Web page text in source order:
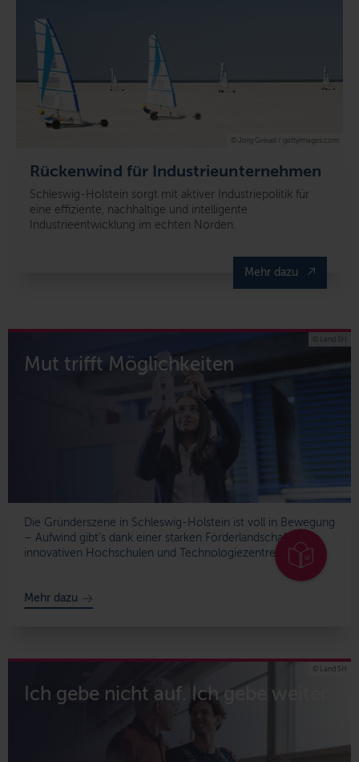
Rückenwind für Industrieunternehmen
Schleswig-Holstein sorgt mit aktiver Industriepolitik für
eine effiziente, nachhaltige und intelligente
Industrieentwicklung im echten Norden.
Mehr dazu
© Jorg Greuel / gettyimages.com
Mut trifft Möglichkeiten
Die Gründerszene in Schleswig-Holstein ist voll in Bewegung
– Aufwind gibt’s dank einer starken Förderlandschaft,
innovativen Hochschulen und Technologiezentren.
Mehr dazu
© Land SH
Ich gebe nicht auf. Ich gebe weiter.
© Land SH